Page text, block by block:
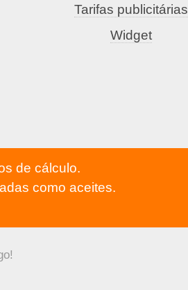
Tarifas publicitárias
Widget
de cálculo.
como aceites.